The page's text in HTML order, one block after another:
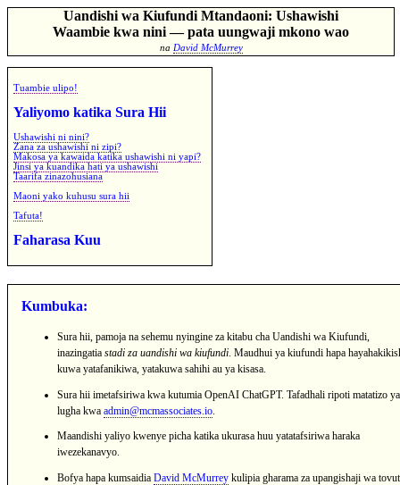
Uandishi wa Kiufundi Mtandaoni: Ushawishi
Waambie kwa nini — pata uungwaji mkono wao
na David McMurrey
Tuambie ulipo!
Yaliyomo katika Sura Hii
Ushawishi ni nini?
Zana za ushawishi ni zipi?
Makosa ya kawaida katika ushawishi ni yapi?
Jinsi ya kuandika hati ya ushawishi
Taarifa zinazohusiana
Maoni yako kuhusu sura hii
Tafuta!
Faharasa Kuu
Kumbuka:
Sura hii, pamoja na sehemu nyingine za kitabu cha Uandishi wa Kiufundi,
inazingatia stadi za uandishi wa kiufundi. Maudhui ya kiufundi hapa
kuwa yatafanikiwa, yatakuwa sahihi au ya kisasa.
Sura hii imetafsiriwa kwa kutumia OpenAI ChatGPT. Tafadhali ripoti matatizo ya
lugha kwa admin@mcmassociates.io
Maandishi yaliyo kwenye picha katika ukurasa huu yatatafsiriwa haraka
iwezekanavyo.
Bofya hapa kumsaidia David McMurrey kulipia gharama za upangishaji wa